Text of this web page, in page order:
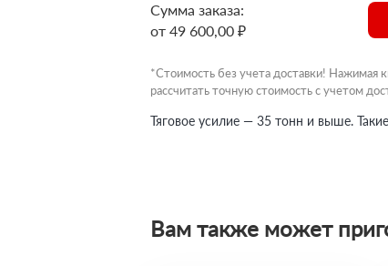
Сумма заказа:
от 49 600,00 ₽
*Стоимость без учета доставки! Нажимая
рассчитать точную стоимость с учетом
Тяговое усилие — 35 тонн и выше.
Вам также может